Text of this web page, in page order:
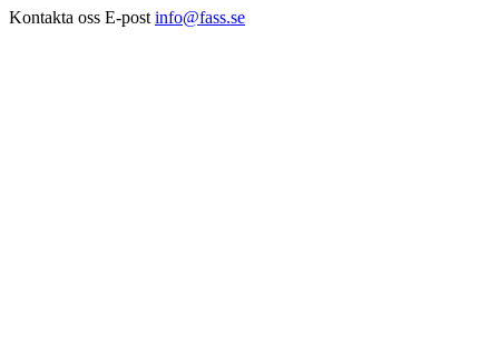
Kontakta oss E-post info@fass.se